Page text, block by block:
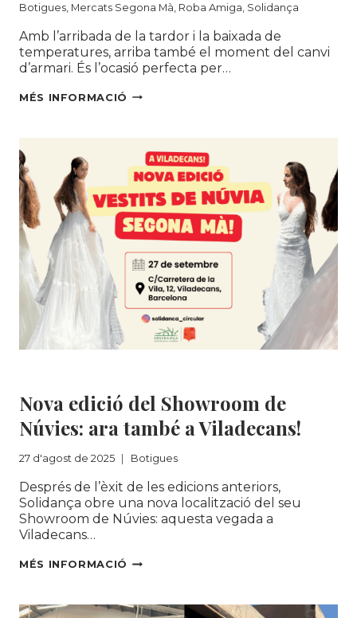
Botigues Mercats Segona Mà Roba Amiga Solidança
Amb l’arribada de la tardor i la baixada de
temperatures, arriba també el moment del canvi
d’armari. És l’ocasió perfecta per…
MÉS INFORMACIÓ AMB
TARDOR,
ÉS
MOMENT
DE
FER
EL
CANVI
D’ARMARI
DE
MANERA
SOSTENIBLE!
Nova edició del Showroom de
Núvies: ara també a Viladecans!
27 d'agost de 2025 Botigues
Després de l’èxit de les edicions anteriors,
Solidança obre una nova localització del seu
Showroom de Núvies: aquesta vegada a
Viladecans…
MÉS INFORMACIÓ NOVA
SHOWROOM